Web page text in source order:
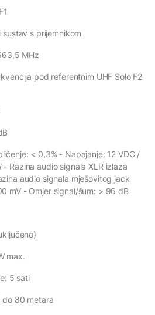
s prijemnikom
MHz
pod referentnim UHF Solo F2
< 0,3% - Napajanje: 12 VDC /
Razina audio signala XLR izlaza
audio signala mješovitog jack
mV - Omjer signal/šum: > 96 dB
max.
5 sati
do 80 metara